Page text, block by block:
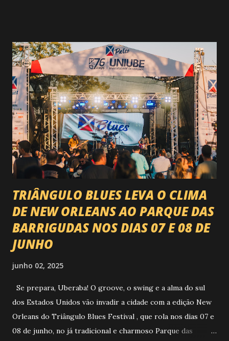
impacto é tão grande que o evento até mudou de nome:
agora é Expozebu Rodeo Shows . E não para por aí. Foto:
@circuitoranchoprimavera 🎤 LINE-UP NACIONAL QUE
VAI ESTREMECER O PARQUE Serão quatro noites , entre
24, 25, 30 de abril e 02 de maio , com oito atrações gigantes
da música brasileira , contemplando sertanejo, forró,
piseiro e sofrência nível hard: Gusttavo Lima Leonardo
Natanzinho Lima Jads & ...
TRIÂNGULO BLUES LEVA O CLIMA
DE NEW ORLEANS AO PARQUE DAS
BARRIGUDAS NOS DIAS 07 E 08 DE
JUNHO
junho 02, 2025
Se prepara, Uberaba! O groove, o swing e a alma do sul
dos Estados Unidos vão invadir a cidade com a edição New
Orleans do Triângulo Blues Festival , que rola nos dias 07 e
08 de junho, no já tradicional e charmoso Parque das